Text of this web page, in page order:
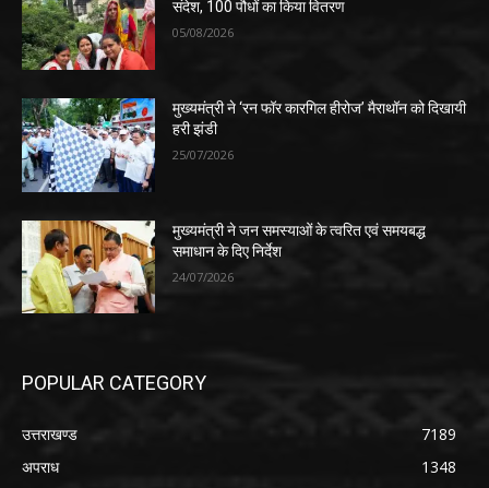
संदेश, 100 पौधों का किया वितरण
05/08/2026
मुख्यमंत्री ने ‘रन फॉर कारगिल हीरोज’ मैराथॉन को दिखायी
हरी झंडी
25/07/2026
मुख्यमंत्री ने जन समस्याओं के त्वरित एवं समयबद्ध
समाधान के दिए निर्देश
24/07/2026
POPULAR CATEGORY
उत्तराखण्ड
7189
अपराध
1348